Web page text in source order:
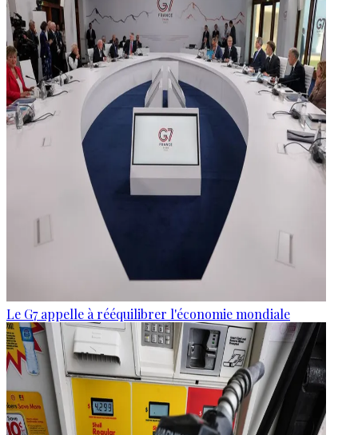
Le G7 appelle à rééquilibrer l'économie mondiale